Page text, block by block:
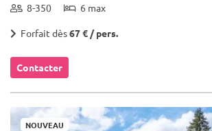
8-350 6 max
Forfait dès67 € / pers.
Contacter
NOUVEAU